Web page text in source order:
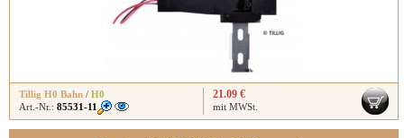
Tillig H0 Bahn / H0
Art.-Nr.: 85531-11
21.09 €
mit MWSt.